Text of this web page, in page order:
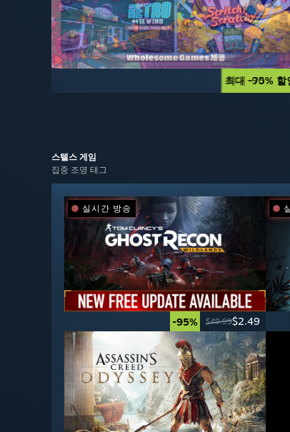
최대 -75% 할
최대 -90% 할
-50% $7.99
-40% $49.99
스텔스 게임
집중 조명 태그
-95% $49.99$2.49
실시간 방송